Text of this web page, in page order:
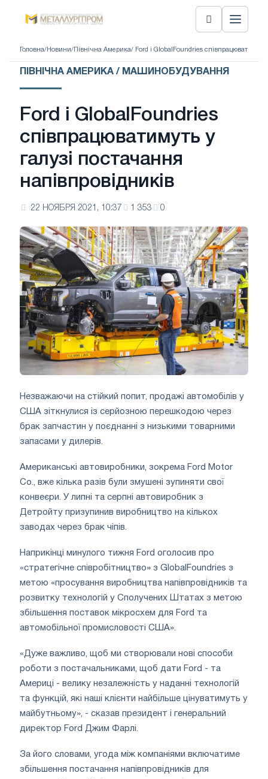
Головна/ Новини/ Північна Америка/ Ford і GlobalFoundries співпрацюватимуть
ПІВНІЧНА АМЕРИКА / МАШИНОБУДУВАННЯ
Ford і GlobalFoundries
співпрацюватимуть у
галузі постачання
напівпровідників
22 НОЯБРЯ 2021, 10:37 1 353 0
Незважаючи на стійкий попит, продажі автомобілів у
США зіткнулися із серйозною перешкодою через
брак запчастин у поєднанні з низькими товарними
запасами у дилерів.
Американські автовиробники, зокрема Ford Motor
Co., вже кілька разів були змушені зупиняти свої
конвеєри. У липні та серпні автовиробник з
Детройту призупинив виробництво на кількох
заводах через брак чіпів.
Наприкінці минулого тижня Ford оголосив про
«стратегічне співробітництво» з GlobalFoundries з
метою «просування виробництва напівпровідників та
розвитку технологій у Сполучених Штатах з метою
збільшення поставок мікросхем для Ford та
автомобільної промисловості США».
«Дуже важливо, щоб ми створювали нові способи
роботи з постачальниками, щоб дати Ford - та
Америці - велику незалежність у наданні технологій
та функцій, які наші клієнти найбільше цінуватимуть у
майбутньому», - сказав президент і генеральний
директор Ford Джим Фарлі.
За його словами, угода між компаніями включатиме
збільшення постачання напівпровідників для